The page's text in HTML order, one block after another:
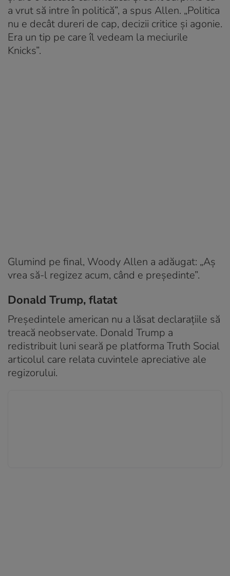
a vrut să intre în politică”, a spus Allen. „Politica
nu e decât dureri de cap, decizii critice și agonie.
Era un tip pe care îl vedeam la meciurile
Knicks”.
Glumind pe final, Woody Allen a adăugat: „Aș
vrea să-l regizez acum, când e președinte”.
Donald Trump, flatat
Președintele american nu a lăsat declarațiile să
treacă neobservate. Donald Trump a
redistribuit luni seară pe platforma Truth Social
articolul care relata cuvintele apreciative ale
regizorului.